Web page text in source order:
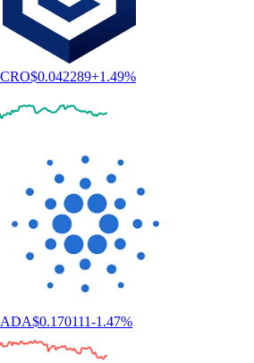
CRO$0.042289+1.49%
ADA$0.170111-1.47%